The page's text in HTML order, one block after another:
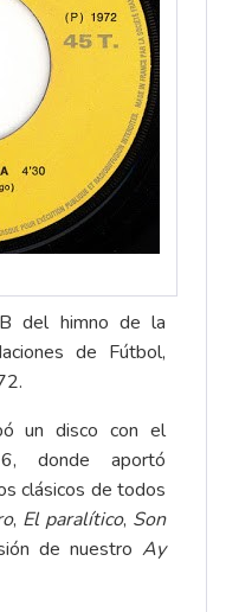
del himno de la
de Fútbol,
un disco con el
donde aportó
clásicos de todos
, El paralítico, Son
de nuestroAy